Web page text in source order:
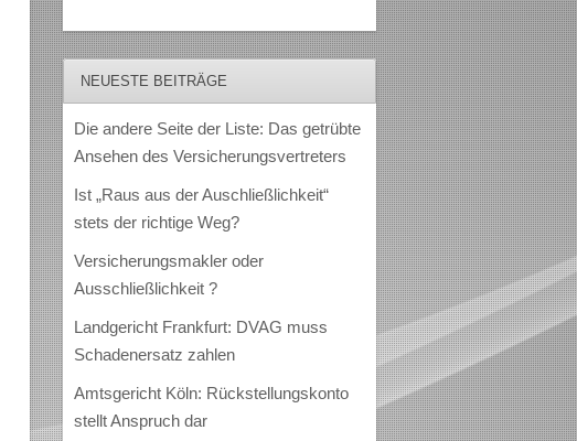
NEUESTE BEITRÄGE
Die andere Seite der Liste: Das getrübte
Ansehen des Versicherungsvertreters
Ist „Raus aus der Auschließlichkeit“
stets der richtige Weg?
Versicherungsmakler oder
Ausschließlichkeit ?
Landgericht Frankfurt: DVAG muss
Schadenersatz zahlen
Amtsgericht Köln: Rückstellungskonto
stellt Anspruch dar